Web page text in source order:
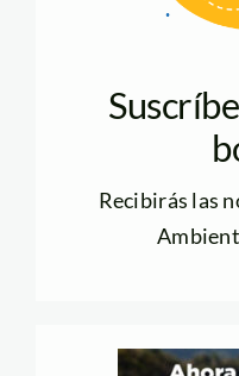
Recibirás las